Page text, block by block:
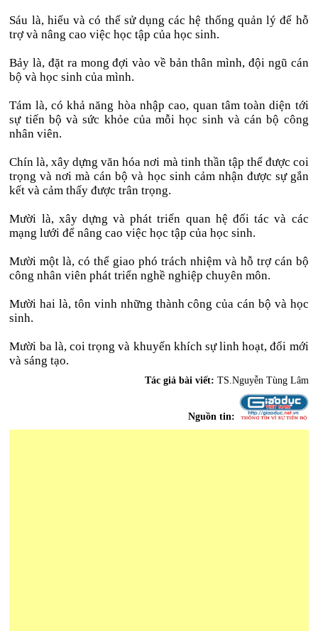
Sáu là, hiểu và có thể sử dụng các hệ thống quản lý để hỗ
trợ và nâng cao việc học tập của học sinh.
Bảy là, đặt ra mong đợi vào về bản thân mình, đội ngũ cán
bộ và học sinh của mình.
Tám là, có khả năng hòa nhập cao, quan tâm toàn diện tới
sự tiến bộ và sức khỏe của mỗi học sinh và cán bộ công
nhân viên.
Chín là, xây dựng văn hóa nơi mà tinh thần tập thể được coi
trọng và nơi mà cán bộ và học sinh cảm nhận được sự gắn
kết và cảm thấy được trân trọng.
Mười là, xây dựng và phát triển quan hệ đối tác và các
mạng lưới để nâng cao việc học tập của học sinh.
Mười một là, có thể giao phó trách nhiệm và hỗ trợ cán bộ
công nhân viên phát triển nghề nghiệp chuyên môn.
Mười hai là, tôn vinh những thành công của cán bộ và học
sinh.
Mười ba là, coi trọng và khuyến khích sự linh hoạt, đổi mới
và sáng tạo.
Tác giả bài viết: TS.Nguyễn Tùng Lâm
Nguồn tin: